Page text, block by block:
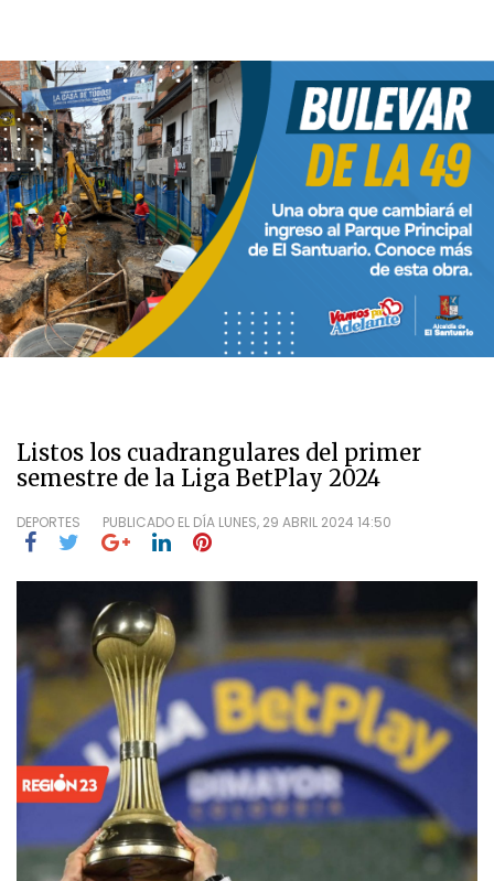
Listos los cuadrangulares del primer
semestre de la Liga BetPlay 2024
DEPORTES PUBLICADO EL DÍA LUNES, 29 ABRIL 2024 14:50